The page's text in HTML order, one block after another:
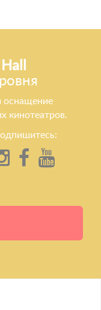
оснащение
кинотеатров.